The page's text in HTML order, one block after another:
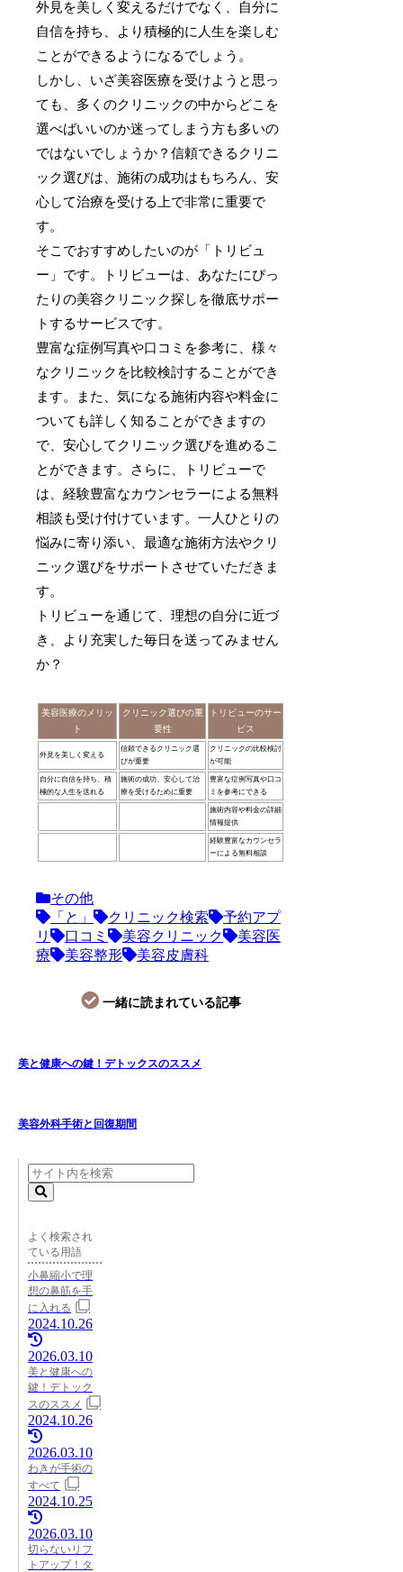
外見を美しく変えるだけでなく、自分に
自信を持ち、より積極的に人生を楽しむ
ことができるようになるでしょう。
しかし、いざ美容医療を受けようと思っ
ても、多くのクリニックの中からどこを
選べばいいのか迷ってしまう方も多いの
ではないでしょうか？信頼できるクリニ
ック選びは、施術の成功はもちろん、安
心して治療を受ける上で非常に重要で
す。
そこでおすすめしたいのが「トリビュ
ー」です。トリビューは、あなたにぴっ
たりの美容クリニック探しを徹底サポー
トするサービスです。
豊富な症例写真や口コミを参考に、様々
なクリニックを比較検討することができ
ます。また、気になる施術内容や料金に
ついても詳しく知ることができますの
で、安心してクリニック選びを進めるこ
とができます。さらに、トリビューで
は、経験豊富なカウンセラーによる無料
相談も受け付けています。一人ひとりの
悩みに寄り添い、最適な施術方法やクリ
ニック選びをサポートさせていただきま
す。
トリビューを通じて、理想の自分に近づ
き、より充実した毎日を送ってみません
か？
美容医療のメリッ
ト
クリニック選びの重
要性
トリビューのサー
ビス
外見を美しく変える
信頼できるクリニック選
びが重要
クリニックの比較検討
が可能
自分に自信を持ち、積
極的な人生を送れる
施術の成功、安心して治
療を受けるために重要
豊富な症例写真や口コ
ミを参考にできる
施術内容や料金の詳細
情報提供
経験豊富なカウンセラ
ーによる無料相談
その他
「と」
クリニック検索
予約アプ
リ
口コミ 美容クリニック
美容医
療
美容整形 美容皮膚科
一緒に読まれている記事
美と健康への鍵！デトックスのススメ
美容外科手術と回復期間
よく検索され
ている用語
小鼻縮小で理
想の鼻筋を手
に入れる
2024.10.26
2026.03.10
美と健康への
鍵！デトック
スのススメ
2024.10.26
2026.03.10
わきが手術の
すべて
2024.10.25
2026.03.10
切らないリフ
トアップ！タ